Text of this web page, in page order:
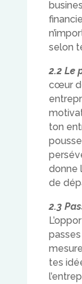
selon
2.2 Le
cœur
ton
donne
de
2.3
passes
tes